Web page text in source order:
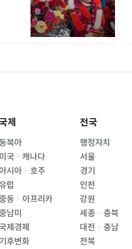
제
동북아
미국ㆍ캐나다
아시아ㆍ호주
유럽
중동ㆍ아프리카
중남미
국제경제
기후변화
전국
행정자치
서울
경기
인천
강원
세종ㆍ충북
대전ㆍ충남
전북